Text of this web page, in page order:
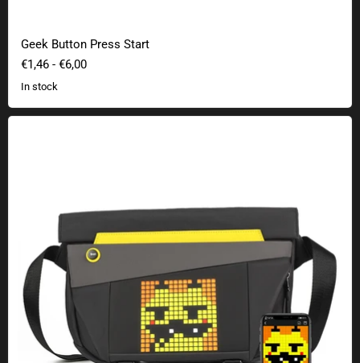
Geek Button Press Start
€1,46 - €6,00
In stock